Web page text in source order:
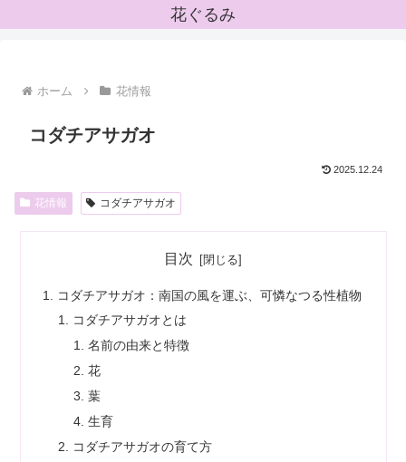
花ぐるみ
ホーム 花情報
コダチアサガオ
2025.12.24
花情報 コダチアサガオ
目次
コダチアサガオ：南国の風を運ぶ、可憐なつる性植物
コダチアサガオとは
名前の由来と特徴
花
葉
生育
コダチアサガオの育て方